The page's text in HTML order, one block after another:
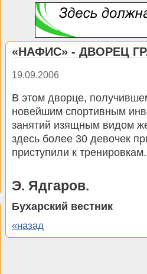
«НАФИС» - ДВОРЕЦ
19.09.2006
В этом дворце,
новейшим спортивным
занятий изящным видом
здесь более 30 девочек
приступили к тренировкам.
Э. Ядгаров.
Бухарский вестник
«назад